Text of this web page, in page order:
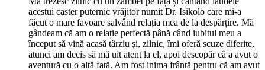
acestui caster puternic vrăjitor numit Dr. Isikolo care mi-a
făcut o mare favoare salvând relația mea de la despărțire. Mă
gândeam că am o relație perfectă până când iubitul meu a
început să vină acasă târziu și, zilnic, îmi oferă scuze diferite,
atunci am decis să mă uit atent la el, apoi descopăr că a avut o
aventură cu o altă fată. Am fost inima frântă pentru că am avut